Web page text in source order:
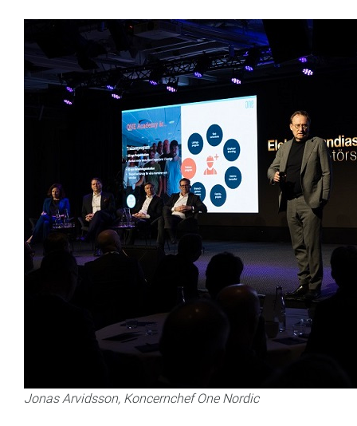
Jonas Arvidsson, Koncernchef One Nordic